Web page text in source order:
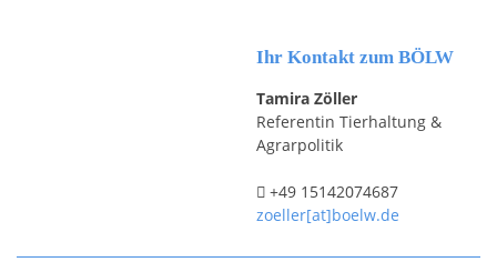
Ihr Kontakt zum BÖLW
Tamira Zöller
Referentin Tierhaltung &
Agrarpolitik
+49 15142074687
zoeller[at]boelw.de